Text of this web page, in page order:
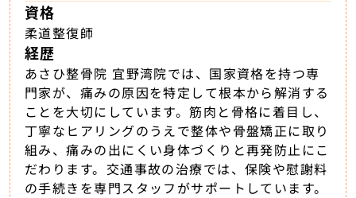
資格
柔道整復師
経歴
あさひ整骨院 宜野湾院では、国家資格を持つ専
門家が、痛みの原因を特定して根本から解消する
ことを大切にしています。筋肉と骨格に着目し、
丁寧なヒアリングのうえで整体や骨盤矯正に取り
組み、痛みの出にくい身体づくりと再発防止にこ
だわります。交通事故の治療では、保険や慰謝料
の手続きを専門スタッフがサポートしています。